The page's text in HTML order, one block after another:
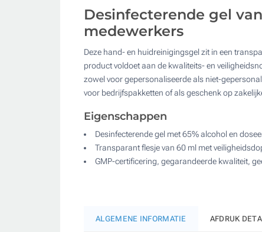
Desinfecterende gel
medewerkers
Deze hand- en huidreinigingsgel zit in een
product voldoet aan de kwaliteits- en
zowel voor gepersonaliseerde als niet-
voor bedrijfspakketten of als geschenk op
Eigenschappen
Desinfecterende gel met 65% alcohol en
Transparant flesje van 60 ml met
GMP-certificering, gegarandeerde kwaliteit,
ALGEMENE INFORMATIE AFDRUK